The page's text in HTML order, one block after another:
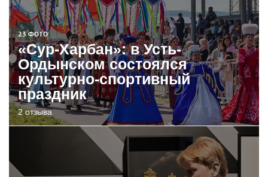
23 ФОТО
«Сур-Харбан»: в Усть-
Ордынском состоялся
культурно-спортивный
праздник
2 отзыва